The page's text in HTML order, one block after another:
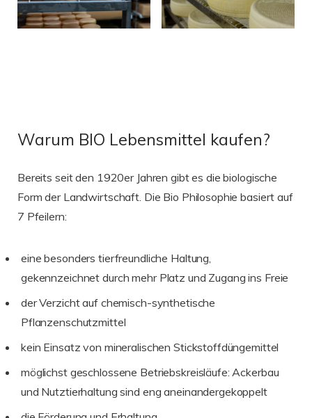
Warum BIO Lebensmittel kaufen?
Bereits seit den 1920er Jahren gibt es die biologische
Form der Landwirtschaft. Die Bio Philosophie basiert auf
7 Pfeilern:
eine besonders tierfreundliche Haltung,
gekennzeichnet durch mehr Platz und Zugang ins Freie
der Verzicht auf chemisch-synthetische
Pflanzenschutzmittel
kein Einsatz von mineralischen Stickstoffdüngemittel
möglichst geschlossene Betriebskreisläufe: Ackerbau
und Nutztierhaltung sind eng aneinandergekoppelt